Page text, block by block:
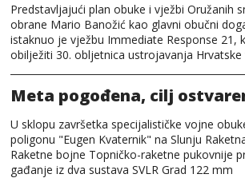
Predstavljajući plan obuke i vježbi Oružanih
obrane Mario Banožić kao glavni obučni
istaknuo je vježbu Immediate Response 21,
obilježiti 30. obljetnica ustrojavanja Hrvatske
Meta pogođena, cilj
U sklopu završetka specijalističke vojne
poligonu "Eugen Kvaternik" na Slunju
Raketne bojne Topničko-raketne pukovnije
gađanje iz dva sustava SVLR Grad 122 mm